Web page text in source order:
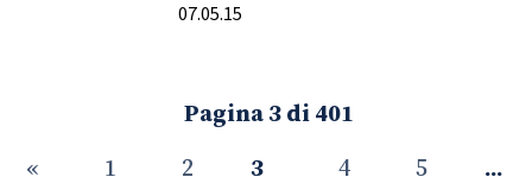
07.05.15
Pagina 3 di 401
«
1 2 3 4 5
...